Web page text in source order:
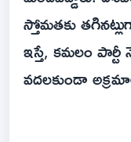
స్తోమతకు
ఇస్తే, కమలం
వదలకుండా